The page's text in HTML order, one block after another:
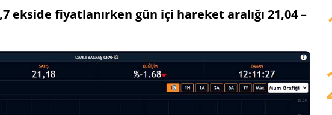
ekside fiyatlanırken gün içi hareket aralığı 21,04 –